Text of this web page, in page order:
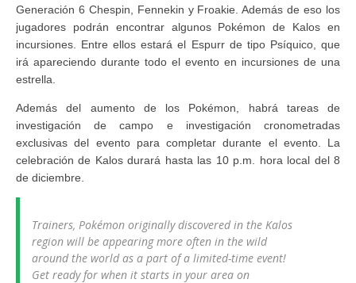
Generación 6 Chespin, Fennekin y Froakie. Además de eso los
jugadores podrán encontrar algunos Pokémon de Kalos en
incursiones. Entre ellos estará el Espurr de tipo Psíquico, que
irá apareciendo durante todo el evento en incursiones de una
estrella.
Además del aumento de los Pokémon, habrá tareas de
investigación de campo e investigación cronometradas
exclusivas del evento para completar durante el evento. La
celebración de Kalos durará hasta las 10 p.m. hora local del 8
de diciembre.
Trainers, Pokémon originally discovered in the Kalos
region will be appearing more often in the wild
around the world as a part of a limited-time event!
Get ready for when it starts in your area on